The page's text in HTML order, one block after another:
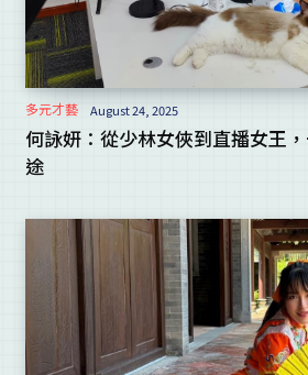
多元才藝 August 24, 2025
何詠妍：從少林女俠到直播女王
途